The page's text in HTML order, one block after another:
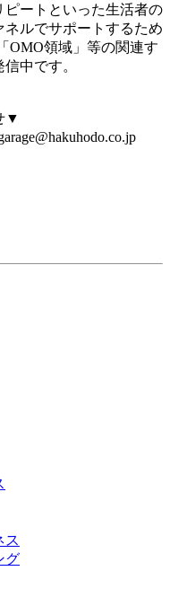
ートといった生活者の
ルでサポートするため
OMO領域」等の関連す
中です。
▼
ス
グ